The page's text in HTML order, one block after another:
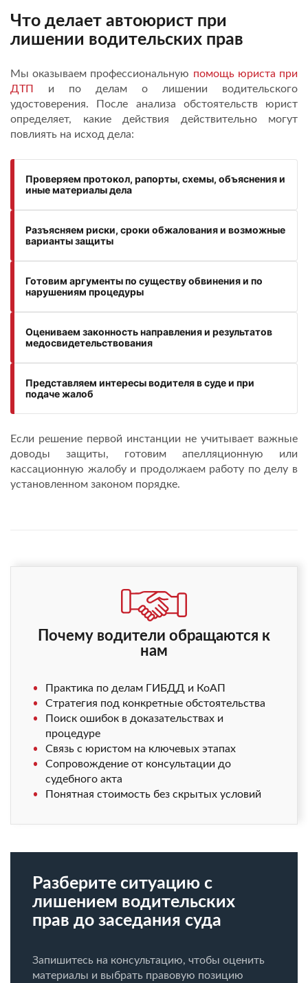
Что делает автоюрист при
лишении водительских прав
Мы оказываем профессиональную помощь юриста при
ДТП
и по делам о лишении водительского
удостоверения. После анализа обстоятельств юрист
определяет, какие действия действительно могут
повлиять на исход дела:
Проверяем протокол, рапорты, схемы, объяснения и
иные материалы дела
Разъясняем риски, сроки обжалования и возможные
варианты защиты
Готовим аргументы по существу обвинения и по
нарушениям процедуры
Оцениваем законность направления и результатов
медосвидетельствования
Представляем интересы водителя в суде и при
подаче жалоб
Если решение первой инстанции не учитывает важные
доводы защиты, готовим апелляционную или
кассационную жалобу и продолжаем работу по делу в
установленном законом порядке.
Почему водители обращаются к
нам
Практика по делам ГИБДД и КоАП
Стратегия под конкретные обстоятельства
Поиск ошибок в доказательствах и
процедуре
Связь с юристом на ключевых этапах
Сопровождение от консультации до
судебного акта
Понятная стоимость без скрытых условий
Разберите ситуацию с
лишением водительских
прав до заседания суда
Запишитесь на консультацию, чтобы оценить
материалы и выбрать правовую позицию